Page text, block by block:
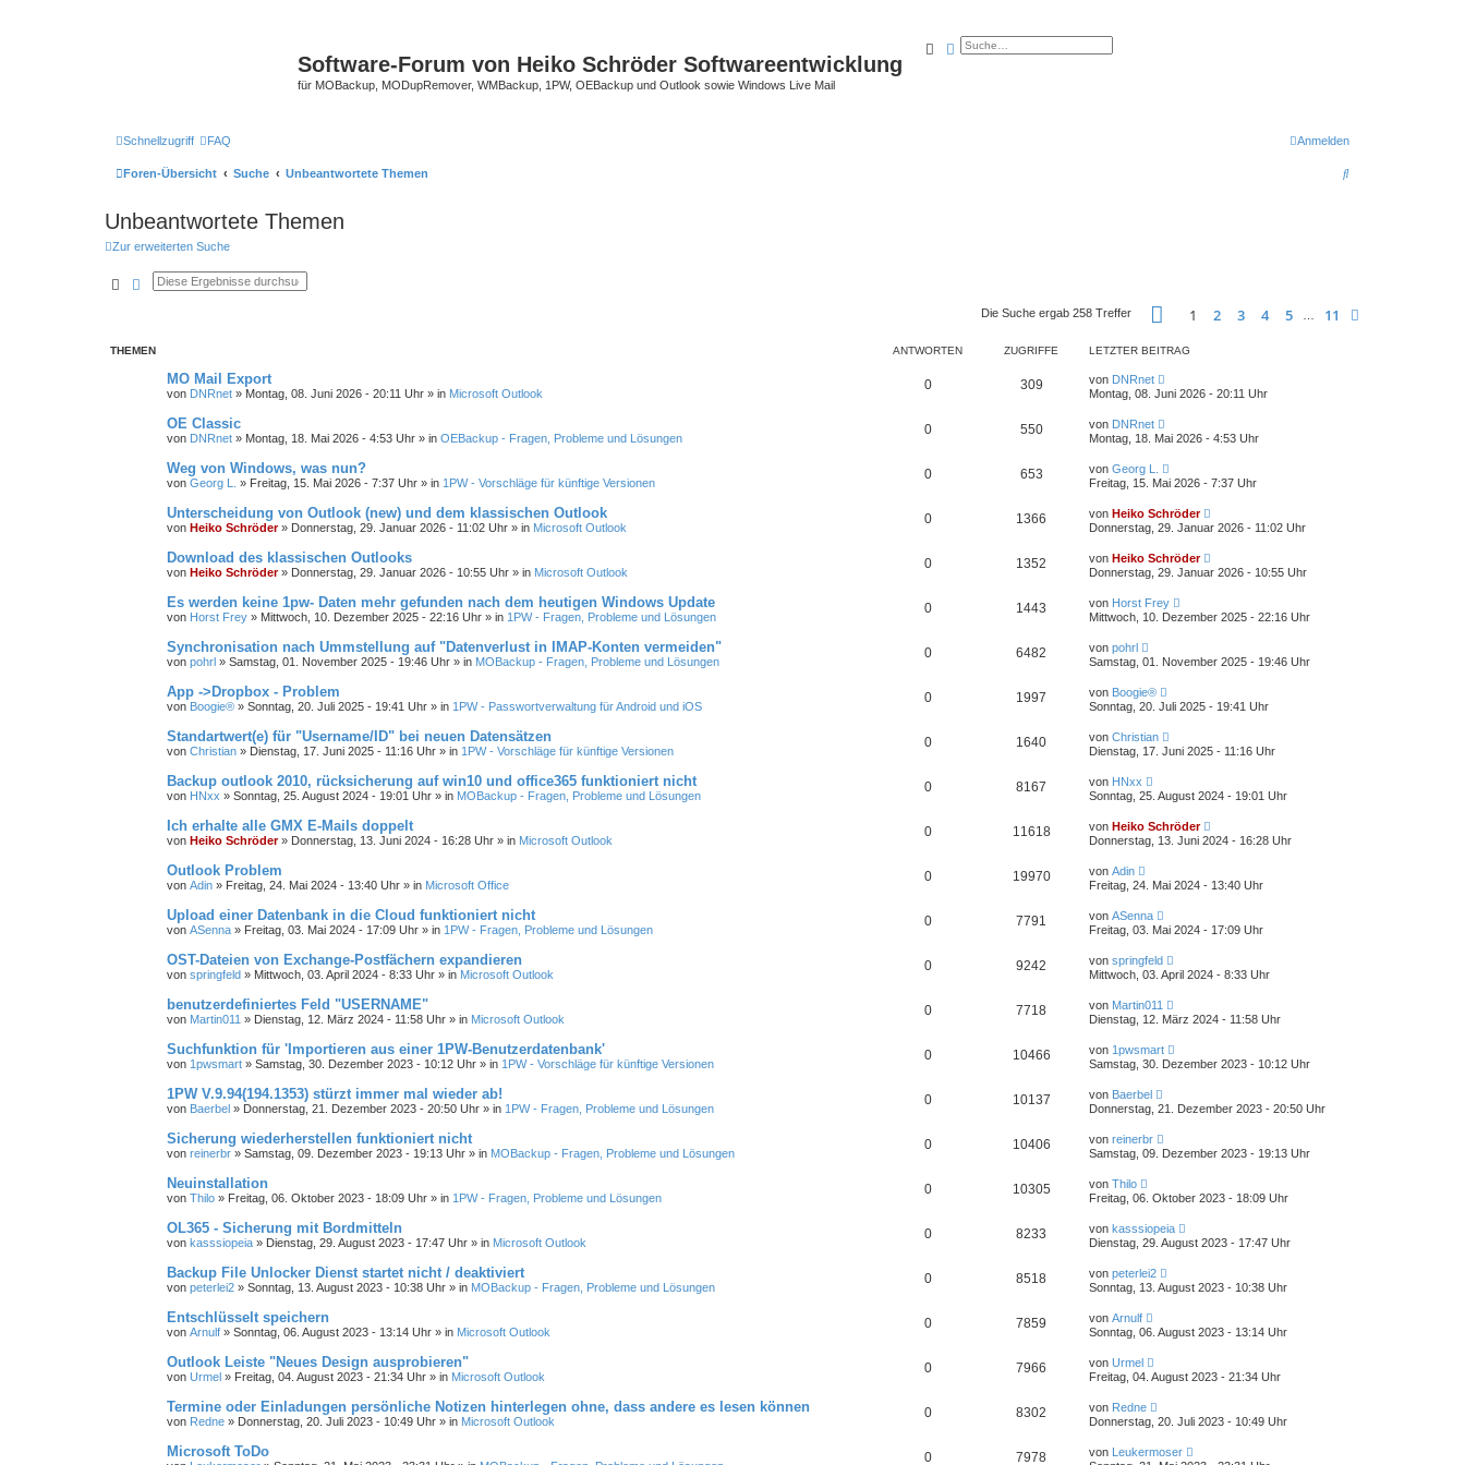
Software-Forum von Heiko Schröder Softwareentwicklung
für MOBackup, MODupRemover, WMBackup, 1PW, OEBackup und Outlook sowie Windows Live Mail
SucheErweiterte Suche
Schnellzugriff FAQ Anmelden
Foren-Übersicht Suche Unbeantwortete Themen
S
Unbeantwortete Themen
Zur erweiterten Suche
SucheErweiterte Suche
Die Suche ergab 258 Treffer Seite von11
1 2 3 4 5 11
THEMEN ANTWORTEN ZUGRIFFE LETZTER BEITRAG
MO Mail Export
von DNRnet » Montag, 08. Juni 2026 - 20:11 Uhr » in Microsoft Outlook
0 309 von DNRnet
Montag, 08. Juni 2026 - 20:11 Uhr
OE Classic
von DNRnet » Montag, 18. Mai 2026 - 4:53 Uhr » in OEBackup - Fragen, Probleme und Lösungen
0 550 von DNRnet
Montag, 18. Mai 2026 - 4:53 Uhr
Weg von Windows, was nun?
von Georg L. » Freitag, 15. Mai 2026 - 7:37 Uhr » in 1PW - Vorschläge für künftige Versionen
0 653 von Georg L.
Freitag, 15. Mai 2026 - 7:37 Uhr
Unterscheidung von Outlook (new) und dem klassischen Outlook
von Heiko Schröder» Donnerstag, 29. Januar 2026 - 11:02 Uhr » in Microsoft Outlook
0 1366 von Heiko Schröder
Donnerstag, 29. Januar 2026 - 11:02 Uhr
Download des klassischen Outlooks
von Heiko Schröder» Donnerstag, 29. Januar 2026 - 10:55 Uhr » in Microsoft Outlook
0 1352 von Heiko Schröder
Donnerstag, 29. Januar 2026 - 10:55 Uhr
Es werden keine 1pw- Daten mehr gefunden nach dem heutigen Windows Update
von Horst Frey » Mittwoch, 10. Dezember 2025 - 22:16 Uhr » in 1PW - Fragen, Probleme und Lösungen
0 1443 von Horst Frey
Mittwoch, 10. Dezember 2025 - 22:16 Uhr
Synchronisation nach Ummstellung auf "Datenverlust in IMAP-Konten vermeiden"
von pohrl » Samstag, 01. November 2025 - 19:46 Uhr » in MOBackup - Fragen, Probleme und Lösungen
0 6482 von pohrl
Samstag, 01. November 2025 - 19:46 Uhr
App ->Dropbox - Problem
von Boogie® » Sonntag, 20. Juli 2025 - 19:41 Uhr » in 1PW - Passwortverwaltung für Android und iOS
0 1997 von Boogie®
Sonntag, 20. Juli 2025 - 19:41 Uhr
Standartwert(e) für "Username/ID" bei neuen Datensätzen
von Christian » Dienstag, 17. Juni 2025 - 11:16 Uhr » in 1PW - Vorschläge für künftige Versionen
0 1640 von Christian
Dienstag, 17. Juni 2025 - 11:16 Uhr
Backup outlook 2010, rücksicherung auf win10 und office365 funktioniert nicht
von HNxx » Sonntag, 25. August 2024 - 19:01 Uhr » in MOBackup - Fragen, Probleme und Lösungen
0 8167 von HNxx
Sonntag, 25. August 2024 - 19:01 Uhr
Ich erhalte alle GMX E-Mails doppelt
von Heiko Schröder» Donnerstag, 13. Juni 2024 - 16:28 Uhr » in Microsoft Outlook
0 11618 von Heiko Schröder
Donnerstag, 13. Juni 2024 - 16:28 Uhr
Outlook Problem
von Adin » Freitag, 24. Mai 2024 - 13:40 Uhr » in Microsoft Office
0 19970 von Adin
Freitag, 24. Mai 2024 - 13:40 Uhr
Upload einer Datenbank in die Cloud funktioniert nicht
von ASenna » Freitag, 03. Mai 2024 - 17:09 Uhr » in 1PW - Fragen, Probleme und Lösungen
0 7791 von ASenna
Freitag, 03. Mai 2024 - 17:09 Uhr
OST-Dateien von Exchange-Postfächern expandieren
von springfeld » Mittwoch, 03. April 2024 - 8:33 Uhr » in Microsoft Outlook
0 9242 von springfeld
Mittwoch, 03. April 2024 - 8:33 Uhr
benutzerdefiniertes Feld "USERNAME"
von Martin011 » Dienstag, 12. März 2024 - 11:58 Uhr » in Microsoft Outlook
0 7718 von Martin011
Dienstag, 12. März 2024 - 11:58 Uhr
Suchfunktion für 'Importieren aus einer 1PW-Benutzerdatenbank'
von 1pwsmart » Samstag, 30. Dezember 2023 - 10:12 Uhr » in 1PW - Vorschläge für künftige Versionen
0 10466 von 1pwsmart
Samstag, 30. Dezember 2023 - 10:12 Uhr
1PW V.9.94(194.1353) stürzt immer mal wieder ab!
von Baerbel » Donnerstag, 21. Dezember 2023 - 20:50 Uhr » in 1PW - Fragen, Probleme und Lösungen
0 10137 von Baerbel
Donnerstag, 21. Dezember 2023 - 20:50 Uhr
Sicherung wiederherstellen funktioniert nicht
von reinerbr » Samstag, 09. Dezember 2023 - 19:13 Uhr » in MOBackup - Fragen, Probleme und Lösungen
0 10406 von reinerbr
Samstag, 09. Dezember 2023 - 19:13 Uhr
Neuinstallation
von Thilo » Freitag, 06. Oktober 2023 - 18:09 Uhr » in 1PW - Fragen, Probleme und Lösungen
0 10305 von Thilo
Freitag, 06. Oktober 2023 - 18:09 Uhr
OL365 - Sicherung mit Bordmitteln
von kasssiopeia » Dienstag, 29. August 2023 - 17:47 Uhr » in Microsoft Outlook
0 8233 von kasssiopeia
Dienstag, 29. August 2023 - 17:47 Uhr
Backup File Unlocker Dienst startet nicht / deaktiviert
von peterlei2 » Sonntag, 13. August 2023 - 10:38 Uhr » in MOBackup - Fragen, Probleme und Lösungen
0 8518 von peterlei2
Sonntag, 13. August 2023 - 10:38 Uhr
Entschlüsselt speichern
von Arnulf » Sonntag, 06. August 2023 - 13:14 Uhr » in Microsoft Outlook
0 7859 von Arnulf
Sonntag, 06. August 2023 - 13:14 Uhr
Outlook Leiste "Neues Design ausprobieren"
von Urmel » Freitag, 04. August 2023 - 21:34 Uhr » in Microsoft Outlook
0 7966 von Urmel
Freitag, 04. August 2023 - 21:34 Uhr
Termine oder Einladungen persönliche Notizen hinterlegen ohne, dass andere es lesen können
von Redne » Donnerstag, 20. Juli 2023 - 10:49 Uhr » in Microsoft Outlook
0 8302 von Redne
Donnerstag, 20. Juli 2023 - 10:49 Uhr
Microsoft ToDo 0 7978 von Leukermoser